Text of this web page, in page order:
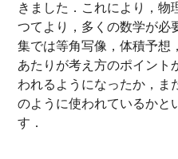
きました．これにより，物
つてより，多くの数学が必
集では等角写像，体積予想
あたりが考え方のポイント
われるようになったか，ま
のように使われているかと
す．